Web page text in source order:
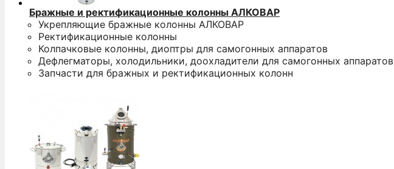
Бражные и ректификационные колонны АЛКОВАР
Укрепляющие бражные колонны АЛКОВАР
Ректификационные колонны
Колпачковые колонны, диоптры для самогонных аппаратов
Дефлегматоры, холодильники, доохладители для самогонных аппаратов
Запчасти для бражных и ректификационных колонн